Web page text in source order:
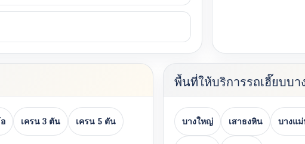
เครน 3 ตัน เครน 5 ตัน
พื้นที่ให้บริการรถเฮี๊ยบบา
บางใหญ่ เสาธงหิน บางแ